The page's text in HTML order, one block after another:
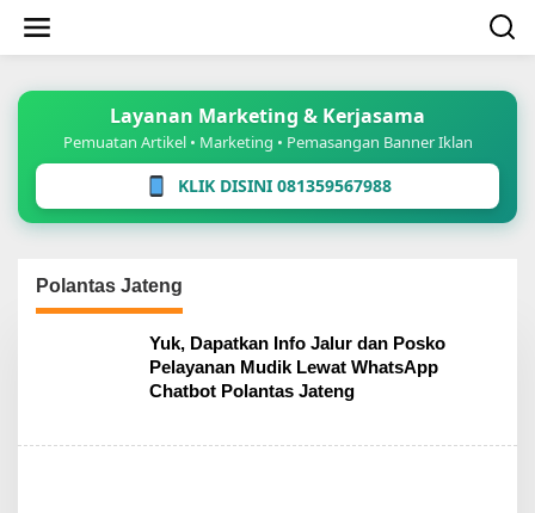
konten
Layanan Marketing & Kerjasama
Pemuatan Artikel • Marketing • Pemasangan Banner Iklan
KLIK DISINI 081359567988
Polantas Jateng
Yuk, Dapatkan Info Jalur dan Posko
Pelayanan Mudik Lewat WhatsApp
Chatbot Polantas Jateng